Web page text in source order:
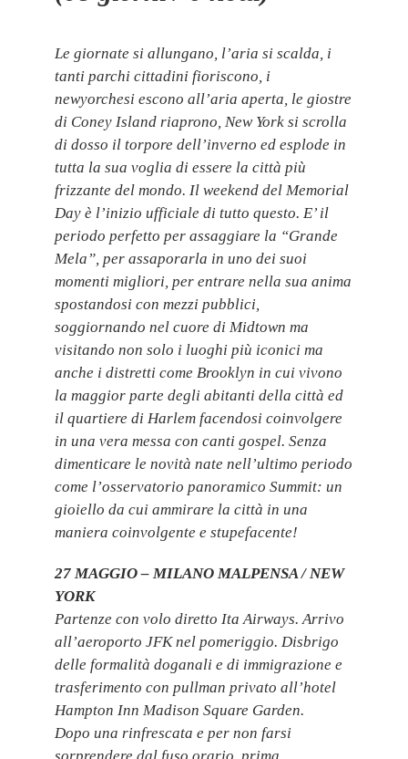
Le giornate si allungano, l’aria si scalda, i
tanti parchi cittadini fioriscono, i
newyorchesi escono all’aria aperta, le giostre
di Coney Island riaprono, New York si scrolla
di dosso il torpore dell’inverno ed esplode in
tutta la sua voglia di essere la città più
frizzante del mondo. Il weekend del Memorial
Day è l’inizio ufficiale di tutto questo. E’ il
periodo perfetto per assaggiare la “Grande
Mela”, per assaporarla in uno dei suoi
momenti migliori, per entrare nella sua anima
spostandosi con mezzi pubblici,
soggiornando nel cuore di Midtown ma
visitando non solo i luoghi più iconici ma
anche i distretti come Brooklyn in cui vivono
la maggior parte degli abitanti della città ed
il quartiere di Harlem facendosi coinvolgere
in una vera messa con canti gospel. Senza
dimenticare le novità nate nell’ultimo periodo
come l’osservatorio panoramico Summit: un
gioiello da cui ammirare la città in una
maniera coinvolgente e stupefacente!
27 MAGGIO – MILANO MALPENSA / NEW
YORK
Partenze con volo diretto Ita Airways. Arrivo
all’aeroporto JFK nel pomeriggio. Disbrigo
delle formalità doganali e di immigrazione e
trasferimento con pullman privato all’hotel
Hampton Inn Madison Square Garden.
Dopo una rinfrescata e per non farsi